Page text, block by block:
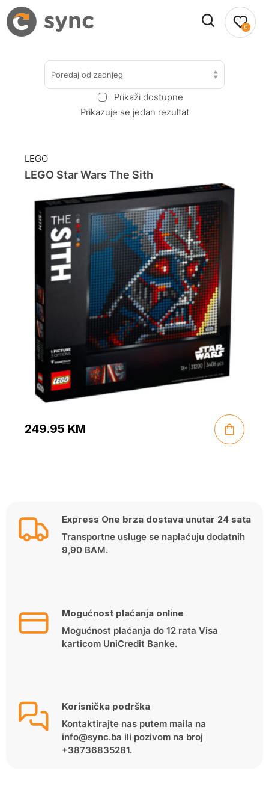
0
Poredaj od zadnjeg
Prikaži dostupne
Prikazuje se jedan rezultat
LEGO
LEGO Star Wars The Sith
249.95 KM
Express One brza dostava unutar 24 sata
Transportne usluge se naplaćuju dodatnih
9,90 BAM.
Mogućnost plaćanja online
Mogućnost plaćanja do 12 rata Visa
karticom UniCredit Banke.
Korisnička podrška
Kontaktirajte nas putem maila na
info@sync.ba ili pozivom na broj
+38736835281.